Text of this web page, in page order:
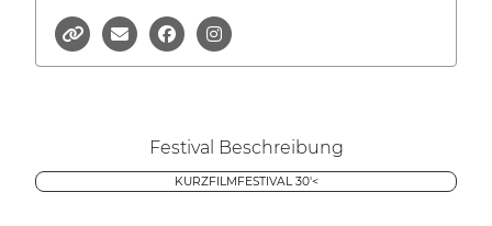
Festival Beschreibung
KURZFILMFESTIVAL 30'<